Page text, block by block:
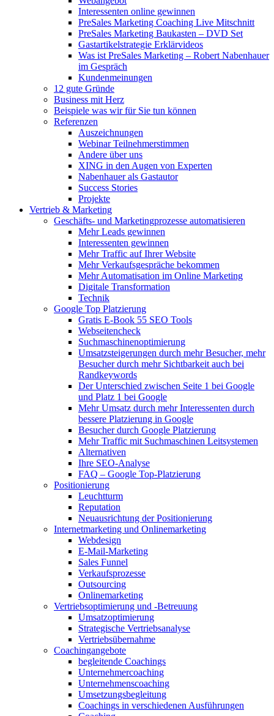
Interessenten online gewinnen
PreSales Marketing Coaching Live Mitschnitt
PreSales Marketing Baukasten – DVD Set
Gastartikelstrategie Erklärvideos
Was ist PreSales Marketing – Robert Nabenhauer
im Gespräch
Kundenmeinungen
12 gute Gründe
Business mit Herz
Beispiele was wir für Sie tun können
Referenzen
Auszeichnungen
Webinar Teilnehmerstimmen
Andere über uns
XING in den Augen von Experten
Nabenhauer als Gastautor
Success Stories
Projekte
Vertrieb & Marketing
Geschäfts- und Marketingprozesse automatisieren
Mehr Leads gewinnen
Interessenten gewinnen
Mehr Traffic auf Ihrer Website
Mehr Verkaufsgespräche bekommen
Mehr Automatisation im Online Marketing
Digitale Transformation
Technik
Google Top Platzierung
Gratis E-Book 55 SEO Tools
Webseitencheck
Suchmaschinenoptimierung
Umsatzsteigerungen durch mehr Besucher, mehr
Besucher durch mehr Sichtbarkeit auch bei
Randkeywords
Der Unterschied zwischen Seite 1 bei Google
und Platz 1 bei Google
Mehr Umsatz durch mehr Interessenten durch
bessere Platzierung in Google
Besucher durch Google Platzierung
Mehr Traffic mit Suchmaschinen Leitsystemen
Alternativen
Ihre SEO-Analyse
FAQ – Google Top-Platzierung
Positionierung
Leuchtturm
Reputation
Neuausrichtung der Positionierung
Internetmarketing und Onlinemarketing
Webdesign
E-Mail-Marketing
Sales Funnel
Verkaufsprozesse
Outsourcing
Onlinemarketing
Vertriebsoptimierung und -Betreuung
Umsatzoptimierung
Strategische Vertriebsanalyse
Vertriebsübernahme
Coachingangebote
begleitende Coachings
Unternehmercoaching
Unternehmenscoaching
Umsetzungsbegleitung
Coachings in verschiedenen Ausführungen